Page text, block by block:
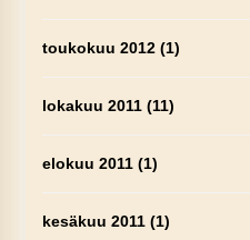
toukokuu 2012(1)
lokakuu 2011(11)
elokuu 2011(1)
kesäkuu 2011(1)